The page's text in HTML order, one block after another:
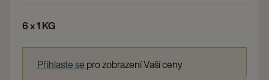
6 x 1 KG
Přihlaste se pro zobrazení Vaší ceny